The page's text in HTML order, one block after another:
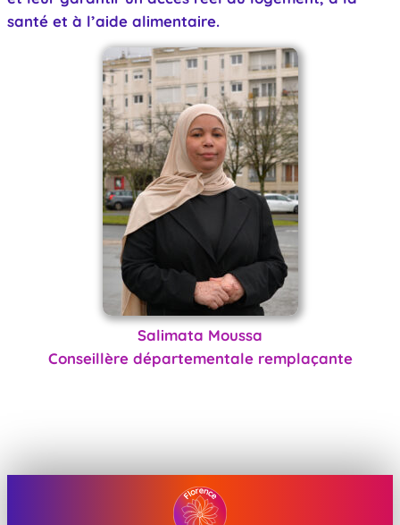
santé et à l’aide alimentaire.
Salimata Moussa
Conseillère départementale remplaçante